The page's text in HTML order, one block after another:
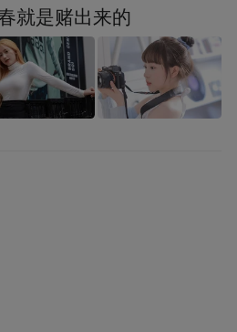
就是赌出来的